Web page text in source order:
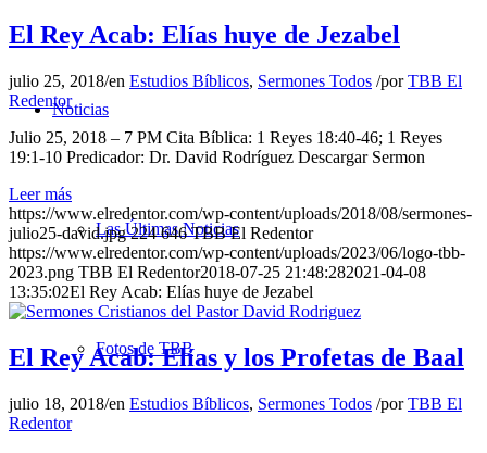
Noticias
Las Últimas Noticias
Fotos de TBB
El Rey Acab: Elías huye de Jezabel
julio 25, 2018/en Estudios Bíblicos, Sermones Todos /porTBB El
Redentor
Julio 25, 2018 – 7 PM Cita Bíblica: 1 Reyes 18:40-46; 1 Reyes
19:1-10 Predicador: Dr. David Rodríguez Descargar Sermon
Leer más
https://www.elredentor.com/wp-content/uploads/2018/08/sermones-
julio25-david.jpg 224 646 TBB El Redentor
https://www.elredentor.com/wp-content/uploads/2023/06/logo-tbb-
2023.png TBB El Redentor2018-07-25 21:48:282021-04-08
13:35:02El Rey Acab: Elías huye de Jezabel
El Rey Acab: Elías y los Profetas de Baal
julio 18, 2018/en Estudios Bíblicos, Sermones Todos /porTBB El
Redentor